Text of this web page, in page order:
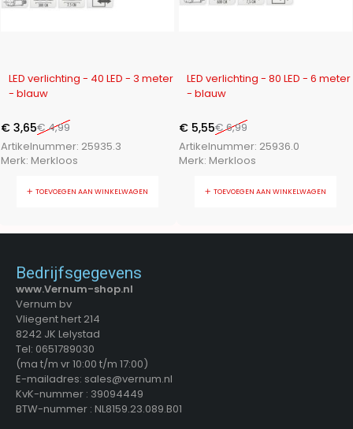
LED verlichting - 40 LED - 3 meter
- blauw
€4,99
€ 3,65
Artikelnummer: 25935.3
Merk: Merkloos
TOEVOEGEN AAN WINKELWAGEN
LED verlichting - 80 LED - 6 meter
- blauw
€6,99
€ 5,55
Artikelnummer: 25936.0
Merk: Merkloos
TOEVOEGEN AAN WINKELWAGEN
Bedrijfsgegevens
www.Vernum-shop.nl
Vernum bv
Vliegent hert 214
8242 JK Lelystad
Tel: 0651789030
(ma t/m vr 10:00 t/m 17:00)
E-mailadres: sales@vernum.nl
KvK-nummer : 39094449
BTW-nummer : NL8159.23.089.B01